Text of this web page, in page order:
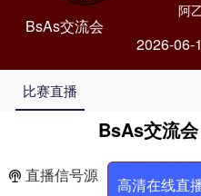
BsAs交流会
阿
2026-06-
比赛直播
BsAs交流
直播信号源 高清在线直